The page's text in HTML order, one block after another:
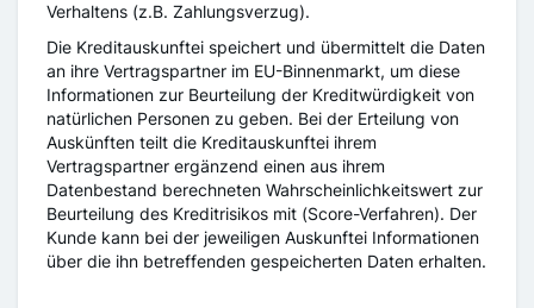
Verhaltens (z.B. Zahlungsverzug).
Die Kreditauskunftei speichert und übermittelt die Daten
an ihre Vertragspartner im EU-Binnenmarkt, um diese
Informationen zur Beurteilung der Kreditwürdigkeit von
natürlichen Personen zu geben. Bei der Erteilung von
Auskünften teilt die Kreditauskunftei ihrem
Vertragspartner ergänzend einen aus ihrem
Datenbestand berechneten Wahrscheinlichkeitswert zur
Beurteilung des Kreditrisikos mit (Score-Verfahren). Der
Kunde kann bei der jeweiligen Auskunftei Informationen
über die ihn betreffenden gespeicherten Daten erhalten.